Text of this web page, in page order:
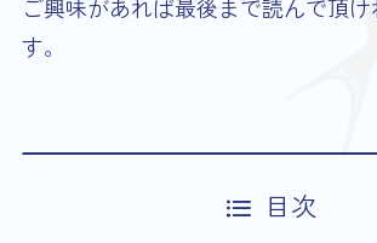
ご興味があれば最後まで読んで頂
す。
目次